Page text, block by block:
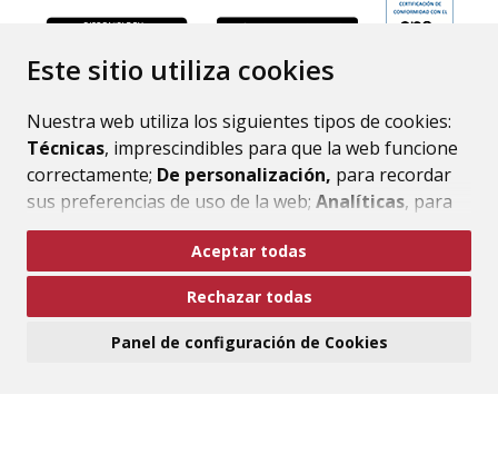
Este sitio utiliza cookies
Nuestra web utiliza los siguientes tipos de cookies:
Técnicas, imprescindibles para que la web funcione
correctamente; De personalización, para recordar
sus preferencias de uso de la web; Analíticas, para
mejorar el funcionamiento de la web y sus servicios.
Si acepta pulsando el botón“Aceptar todas”
consideramos que acepta su uso. Si pulsa el botón
ninguna acción, se guardarán las cookies técnicas
Aceptar todas
Rechazar todas
Panel de configuración de Cookies